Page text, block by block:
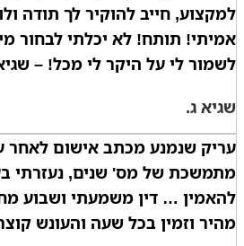
למקצוע, חייב להוקיר לך תודה
אמיתי! תותח! לא יכלתי לבחור
לשמור לי על היקר לי מכל! –
שגיא ג.
עריק שנמנע מכתב אישום לאחר
מתמשכת של מס' שנים, נעזרתי
להאמין … דין משמעתי ושבוע
מהיר וזמין בכל שעה והעונש